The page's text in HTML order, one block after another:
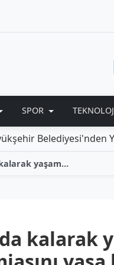
SPOR
Yeni
Traktörün altında kalarak yaşamını yitiren çiftçi, tarım camiasını yasa boğdu
kalarak